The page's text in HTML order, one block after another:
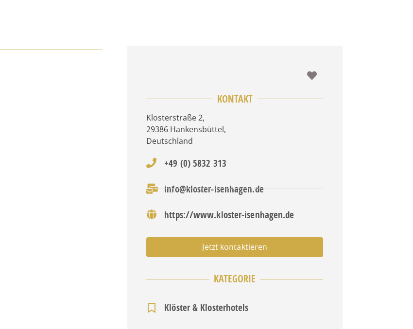
KONTAKT
Klosterstraße 2,
29386 Hankensbüttel,
Deutschland
+49 (0) 5832 313
info@kloster-isenhagen.de
https://www.kloster-isenhagen.de
Jetzt kontaktieren
KATEGORIE
Klöster & Klosterhotels